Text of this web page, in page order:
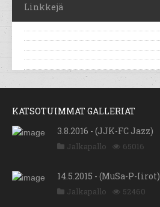
Linkkejä
KATSOTUIMMAT GALLERIAT
3.8.2016 - (JJK-FC Jazz)
Jalkapallo 65016
14.5.2015 - (MuSa-P-Iirot)
Jalkapallo 52460